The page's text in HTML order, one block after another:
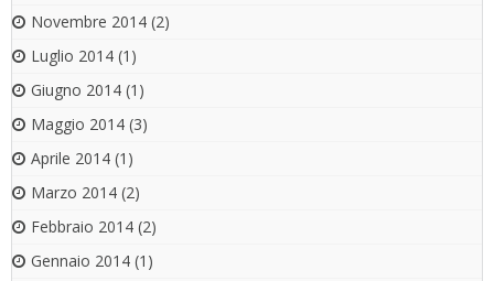
Novembre 2014 (2)
Luglio 2014 (1)
Giugno 2014 (1)
Maggio 2014 (3)
Aprile 2014 (1)
Marzo 2014 (2)
Febbraio 2014 (2)
Gennaio 2014 (1)